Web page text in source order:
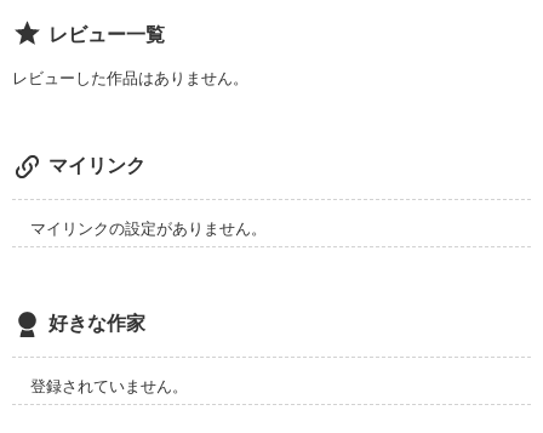
皆さんも、その噂にご用心……。
それは復讐。
ｻｻｷｸﾚｱ
佐々木紅杏
『お前がしたのか?』
レビュー一覧
レビューした作品はありません。
マイリンク
マイリンクの設定がありません。
好きな作家
登録されていません。